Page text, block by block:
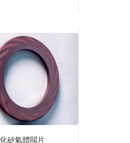
矽氣體閥片